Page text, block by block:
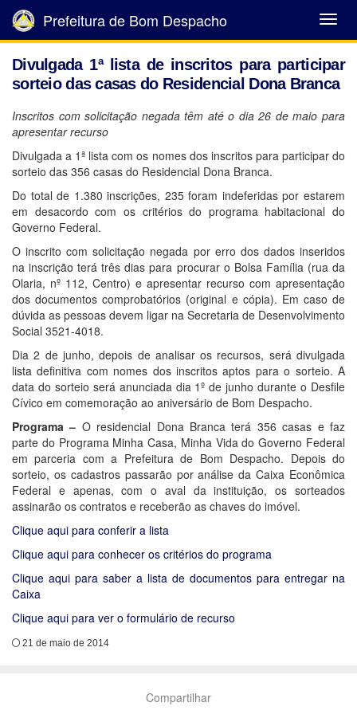
Abrir
Menu
Prefeitura de Bom Despacho
Divulgada 1ª lista de inscritos para participar
sorteio das casas do Residencial Dona Branca
Inscritos com solicitação negada têm até o dia 26 de maio para
apresentar recurso
Divulgada a 1ª lista com os nomes dos inscritos para participar do
sorteio das 356 casas do Residencial Dona Branca.
Do total de 1.380 inscrições, 235 foram indeferidas por estarem
em desacordo com os critérios do programa habitacional do
Governo Federal.
O inscrito com solicitação negada por erro dos dados inseridos
na inscrição terá três dias para procurar o Bolsa Família (rua da
Olaria, nº 112, Centro) e apresentar recurso com apresentação
dos documentos comprobatórios (original e cópia). Em caso de
dúvida as pessoas devem ligar na Secretaria de Desenvolvimento
Social 3521-4018.
Dia 2 de junho, depois de analisar os recursos, será divulgada
lista definitiva com nomes dos inscritos aptos para o sorteio. A
data do sorteio será anunciada dia 1º de junho durante o Desfile
Cívico em comemoração ao aniversário de Bom Despacho.
Programa – O residencial Dona Branca terá 356 casas e faz
parte do Programa Minha Casa, Minha Vida do Governo Federal
em parceria com a Prefeitura de Bom Despacho. Depois do
sorteio, os cadastros passarão por análise da Caixa Econômica
Federal e apenas, com o aval da instituição, os sorteados
assinarão os contratos e receberão as chaves do imóvel.
Clique aqui para conferir a lista
Clique aqui para conhecer os critérios do programa
Clique aqui para saber a lista de documentos para entregar na
Caixa
Clique aqui para ver o formulário de recurso
21 de maio de 2014
Compartilhar